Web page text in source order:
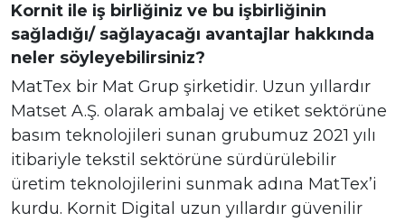
Kornit ile iş birliğiniz ve bu işbirliğinin
sağladığı/ sağlayacağı avantajlar hakkında
neler söyleyebilirsiniz?
MatTex bir Mat Grup şirketidir. Uzun yıllardır
Matset A.Ş. olarak ambalaj ve etiket sektörüne
basım teknolojileri sunan grubumuz 2021 yılı
itibariyle tekstil sektörüne sürdürülebilir
üretim teknolojilerini sunmak adına MatTex’i
kurdu. Kornit Digital uzun yıllardır güvenilir